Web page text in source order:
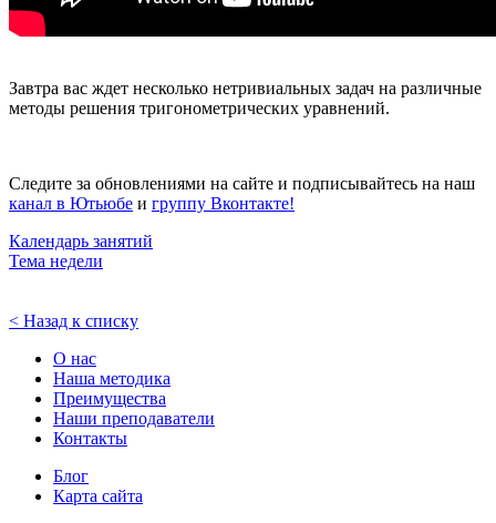
Завтра вас ждет несколько нетривиальных задач на различные
методы решения тригонометрических уравнений.
Следите за обновлениями на сайте и подписывайтесь на наш
канал в Ютьюбе и группу Вконтакте!
Календарь занятий
Тема недели
< Назад к списку
О нас
Наша методика
Преимущества
Наши преподаватели
Контакты
Блог
Карта сайта